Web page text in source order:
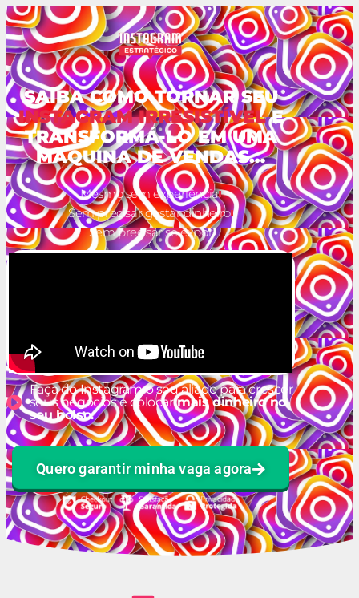
SAIBA COMOTORNAR SEU
INSTAGRAMIRRESISTÍVELE
TRANSFORMÁ-LO EM UMA
MÁQUINA DE VENDAS…
Mesmo sem experiência
Sem precisar gastar dinheiro
Sem precisar se expor
Faça do Instagram o seu aliado para crescer
seus negócios e colocarmais dinheiro no
seu bolso.
Quero garantir minha vaga agora